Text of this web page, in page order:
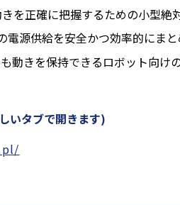
きを正確に把握するための小型絶
電源供給を安全かつ効率的にま
動きを保持できるロボット向け
いタブで開きます)